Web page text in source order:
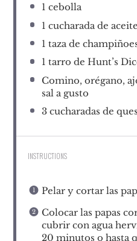
1 cebolla
1 cucharada de
1 taza de
1 tarro de Hunt’s
Comino, orégano,
sal a gusto
3cucharadas de
INSTRUCTIONS
Pelar y cortar las
Colocar las papas
cubrir con agua
20 minutos o hasta